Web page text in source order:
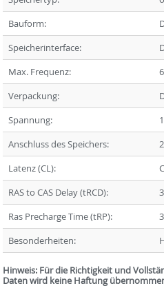
Bauform:
Speicherinterface:
Max. Frequenz:
Verpackung:
Spannung:
Anschluss des Speichers:
Latenz (CL):
RAS to CAS Delay (tRCD):
Ras Precharge Time (tRP):
Besonderheiten:
Hinweis: Für die Richtigkeit und
Daten wird keine Haftung